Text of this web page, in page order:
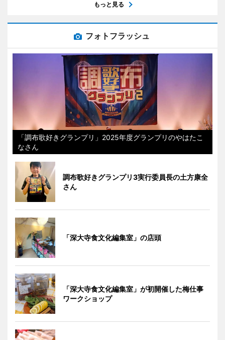
もっと見る
フォトフラッシュ
「調布歌好きグランプリ」2025年度グランプリのやはたこ
なさん
調布歌好きグランプリ3実行委員長の土方康全
さん
「深大寺食文化編集室」の店頭
「深大寺食文化編集室」が初開催した梅仕事
ワークショップ